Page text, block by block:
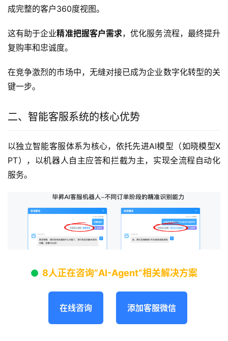
成完整的客户360度视图。
这有助于企业精准把握客户需求，优化服务流程，最终提升
复购率和忠诚度。
在竞争激烈的市场中，无缝对接已成为企业数字化转型的关
键一步。
二、智能客服系统的核心优势
以独立智能客服体系为核心，依托先进AI模型（如晓模型X
PT），以机器人自主应答和拦截为主，实现全流程自动化
服务。
8人正在咨询“AI-Agent”相关解决方案
在线咨询 添加客服微信